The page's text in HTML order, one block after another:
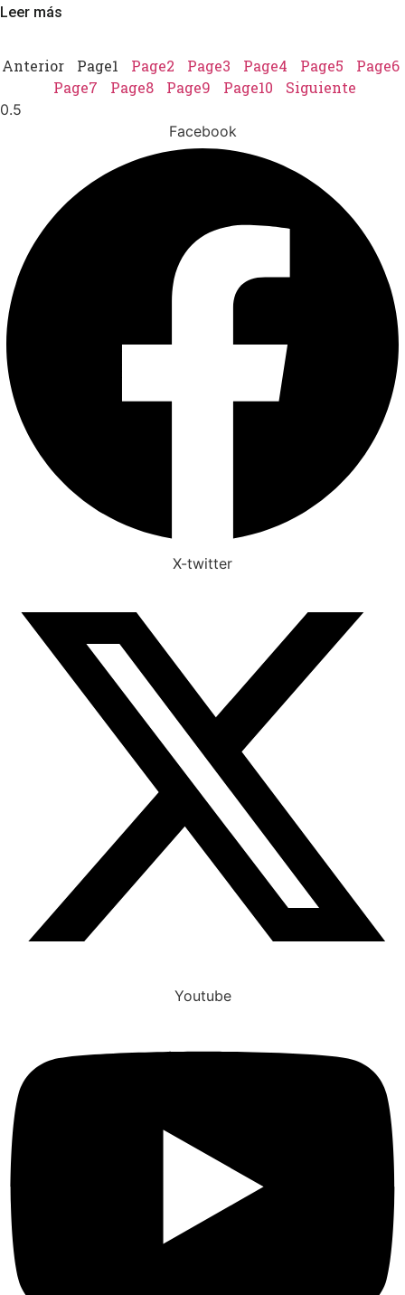
Leer más
Anterior Page1 Page2 Page3 Page4 Page5 Page6
Page7 Page8 Page9 Page10 Siguiente
Facebook
X-twitter
Youtube